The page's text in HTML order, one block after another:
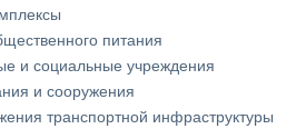
питания
и социальные учреждения
и сооружения
транспортной инфраструктуры